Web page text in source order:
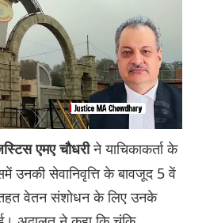
एमए चौधरीने याचिकाकर्ता के
उनकी सेवानिवृत्ति के बावजूद 5 वें
वेतन संशोधन के लिए उनके